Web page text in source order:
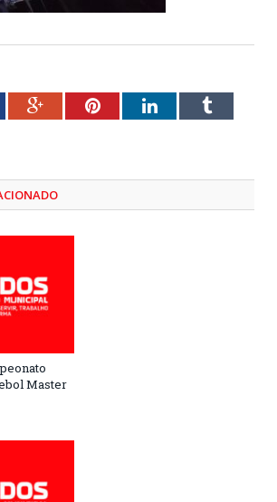
Google+PinterestLinkedInTumblr
Master